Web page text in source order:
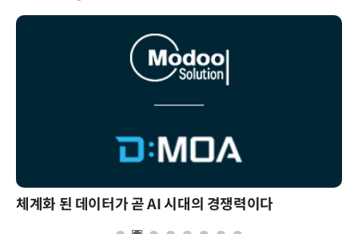
체계화 된 데이터가 곧 AI 시대의 경쟁력이다